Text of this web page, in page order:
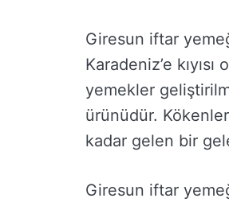
Giresun iftar
Karadeniz’e
yemekler
ürünüdür.
kadar gelen bir
Giresun iftar